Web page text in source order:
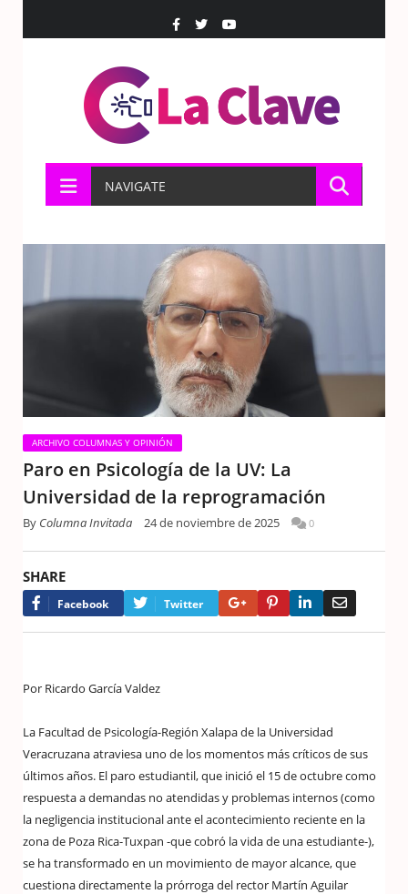
NAVIGATE
ARCHIVO COLUMNAS Y OPINIÓN
Paro en Psicología de la UV: La
Universidad de la reprogramación
By Columna Invitada 24 de noviembre de 2025 0
SHARE
Facebook Twitter Google+PinterestLinkedIn
Por Ricardo García Valdez
La Facultad de Psicología-Región Xalapa de la Universidad
Veracruzana atraviesa uno de los momentos más críticos de sus
últimos años. El paro estudiantil, que inició el 15 de octubre como
respuesta a demandas no atendidas y problemas internos (como
la negligencia institucional ante el acontecimiento reciente en la
zona de Poza Rica-Tuxpan -que cobró la vida de una estudiante-),
se ha transformado en un movimiento de mayor alcance, que
cuestiona directamente la prórroga del rector Martín Aguilar